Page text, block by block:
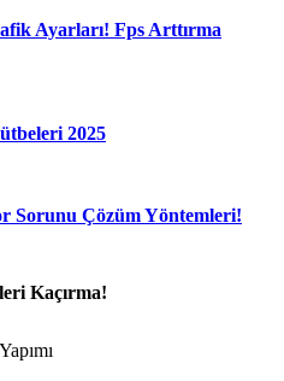
Ayarları! Fps Arttırma
2025
Sorunu Çözüm Yöntemleri!
Kaçırma!